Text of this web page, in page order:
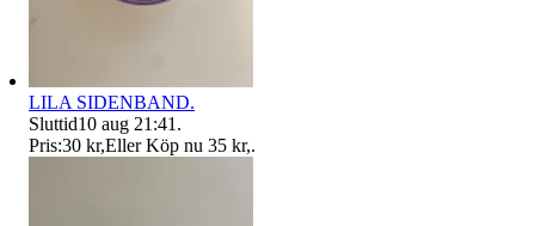
LILA SIDENBAND.
Sluttid10 aug 21:41 .
Pris:30 kr,Eller Köp nu 35 kr,.